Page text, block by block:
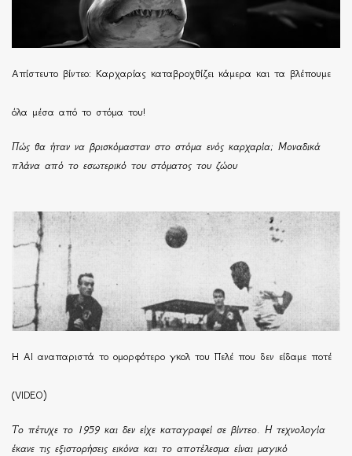
Απίστευτο βίντεο: Καρχαρίας καταβροχθίζει κάμερα και τα βλέπουμε
όλα μέσα από το στόμα του!
Πώς θα ήταν να βρισκόμασταν στο στόμα ενός καρχαρία; Μοναδικά
πλάνα από το εσωτερικό του στόματος του ζώου
Η ΑΙ αναπαριστά το ομορφότερο γκολ του Πελέ που δεν είδαμε ποτέ
(VIDEO)
Το πέτυχε το 1959 και δεν είχε καταγραφεί σε βίντεο. Η τεχνολογία
έκανε τις εξιστορήσεις εικόνα και το αποτέλεσμα είναι μαγικό